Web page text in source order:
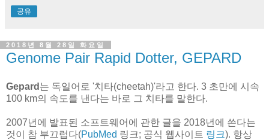
공유
2018년 8월 28일 화요일
Genome Pair Rapid Dotter, GEPARD
Gepard 는 독일어로 '치타(cheetah)'라고 한다. 3 초만에 시속
100 km의 속도를 낸다는 바로 그 치타를 말한다.
2007년에 발표된 소프트웨어에 관한 글을 2018년에 쓴다는
것이 참 부끄럽다(PubMed 링크; 공식 웹사이트 링크). 항상